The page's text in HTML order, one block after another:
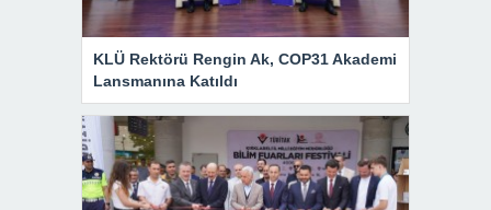
KLÜ Rektörü Rengin Ak, COP31 Akademi
Lansmanına Katıldı